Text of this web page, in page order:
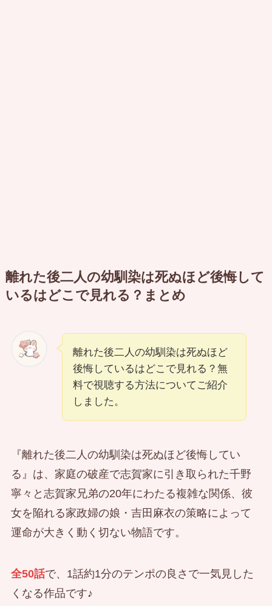
離れた後二人の幼馴染は死ぬほど後悔して
いるはどこで見れる？まとめ
離れた後二人の幼馴染は死ぬほど
後悔しているはどこで見れる？無
料で視聴する方法についてご紹介
しました。
『離れた後二人の幼馴染は死ぬほど後悔してい
る』は、家庭の破産で志賀家に引き取られた千野
寧々と志賀家兄弟の20年にわたる複雑な関係、彼
女を陥れる家政婦の娘・吉田麻衣の策略によって
運命が大きく動く切ない物語です。
全50話で、1話約1分のテンポの良さで一気見した
くなる作品です♪